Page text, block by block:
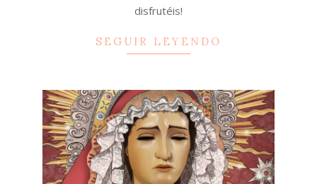
disfrutéis!
SEGUIR LEYENDO